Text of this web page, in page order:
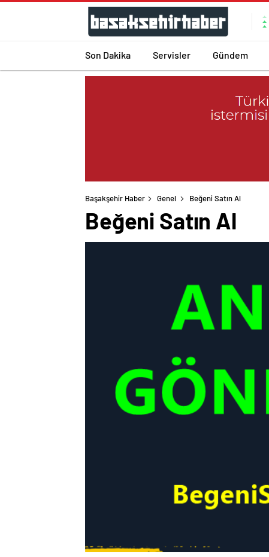
Son Dakika Servisler Gündem
Başakşehir Haber Genel Beğeni Satın Al
Beğeni Satın Al